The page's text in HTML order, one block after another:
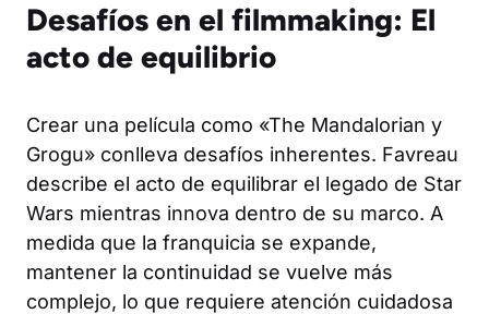
Desafíos en el filmmaking: El
acto de equilibrio
Crear una película como «The Mandalorian y
Grogu» conlleva desafíos inherentes. Favreau
describe el acto de equilibrar el legado de Star
Wars mientras innova dentro de su marco. A
medida que la franquicia se expande,
mantener la continuidad se vuelve más
complejo, lo que requiere atención cuidadosa